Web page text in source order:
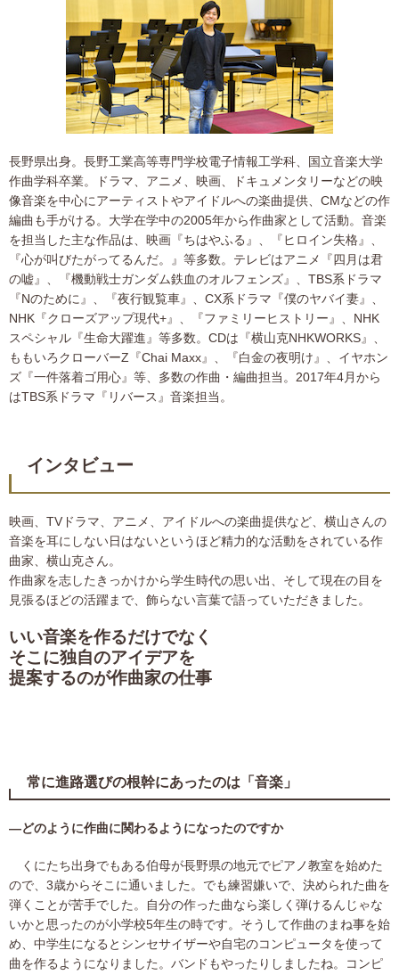
長野県出身。長野工業高等専門学校電子情報工学科、国立音楽大学
作曲学科卒業。ドラマ、アニメ、映画、ドキュメンタリーなどの映
像音楽を中心にアーティストやアイドルへの楽曲提供、CMなどの作
編曲も手がける。大学在学中の2005年から作曲家として活動。音楽
を担当した主な作品は、映画『ちはやふる』、『ヒロイン失格』、
『心が叫びたがってるんだ。』等多数。テレビはアニメ『四月は君
の嘘』、『機動戦士ガンダム鉄血のオルフェンズ』、TBS系ドラマ
『Nのために』、『夜行観覧車』、CX系ドラマ『僕のヤバイ妻』、
NHK『クローズアップ現代+』、『ファミリーヒストリー』、NHK
スペシャル『生命大躍進』等多数。CDは『横山克NHKWORKS』、
ももいろクローバーZ『Chai Maxx』、『白金の夜明け』、イヤホン
ズ『一件落着ゴ用心』等、多数の作曲・編曲担当。2017年4月から
はTBS系ドラマ『リバース』音楽担当。
インタビュー
映画、TVドラマ、アニメ、アイドルへの楽曲提供など、横山さんの
音楽を耳にしない日はないというほど精力的な活動をされている作
曲家、横山克さん。
作曲家を志したきっかけから学生時代の思い出、そして現在の目を
見張るほどの活躍まで、飾らない言葉で語っていただきました。
いい音楽を作るだけでなく
そこに独自のアイデアを
提案するのが作曲家の仕事
常に進路選びの根幹にあったのは「音楽」
―どのように作曲に関わるようになったのですか
くにたち出身でもある伯母が長野県の地元でピアノ教室を始めた
ので、3歳からそこに通いました。でも練習嫌いで、決められた曲を
弾くことが苦手でした。自分の作った曲なら楽しく弾けるんじゃな
いかと思ったのが小学校5年生の時です。そうして作曲のまね事を始
め、中学生になるとシンセサイザーや自宅のコンピュータを使って
曲を作るようになりました。バンドもやったりしましたね。コンピ